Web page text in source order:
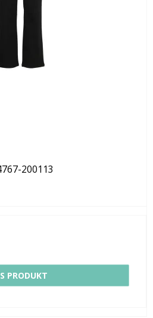
200113
PRODUKT